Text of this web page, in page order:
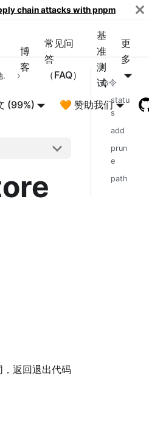
chain attacks with pnpm
博
客
常见问
答
（FAQ）
基
准
测
试
更
多
(99%) 🧡 赞助我们
.
返回退出代码
命令
statu
s
add
prun
e
path